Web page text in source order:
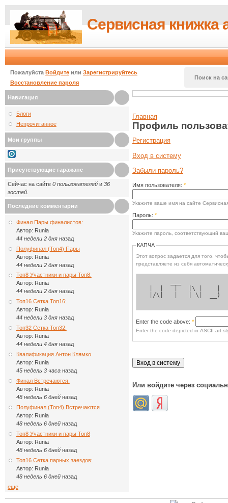
Сервисная книжка
Пожалуйста Войдите или Зарегистрируйтесь
Восстановление пароля
Поиск на
Навигация
Блоги
Непрочитанное
Мои группы
Присутствующие гаражане
Сейчас на сайте 0 пользователей и 36
гостей
Последние комментарии
Финал Пары финалистов:
Автор: Runia
44 недели 2 дняназад
Полуфинал (Топ4) Пары
Автор: Runia
44 недели 2 дняназад
Топ8 Участники и пары Топ8:
Автор: Runia
44 недели 2 дняназад
Топ16 Сетка Топ16:
Автор: Runia
44 недели 3 дняназад
Топ32 Сетка Топ32:
Автор: Runia
44 недели 4 дняназад
Квалификация Антон Клямко
Автор: Runia
45 недель 3 часаназад
Финал Встречаются:
Автор: Runia
48 недель 6 днейназад
Полуфинал (Топ4) Встречаются
Автор: Runia
48 недель 6 днейназад
Топ8 Участники и пары Топ8
Автор: Runia
48 недель 6 днейназад
Топ16 Сетка парных заездов:
Автор: Runia
48 недель 6 днейназад
еще
Главная
Профиль
Регистрация
Вход в систему
Забыли пароль?
Имя пользователя: *
Укажите ваше имя на сайте
Пароль: *
Укажите пароль, соответствующий
КАПЧА
Этот вопрос задается для того, чтобы
представляете из себя
|  |   |   |\ |    |
|/\|   |   | \|  __)
Enter the code above: *
Enter the code depicted in ASCII art
Или войдите через